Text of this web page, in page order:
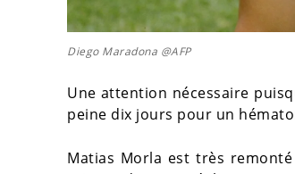
Diego Maradona @AFP
Une attention nécessaire
peine dix jours pour un
Matias Morla est très